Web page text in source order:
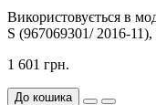
Використовується в
S (967069301/ 2016-
1 601 грн.
До кошика